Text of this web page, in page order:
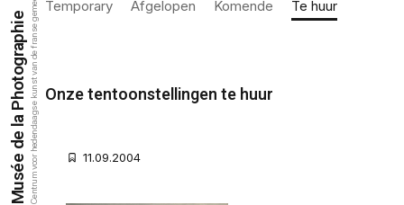
Musée de la PhotographieCentrum voor hedendaagse kunst van de franse gemeenshap Temporary Afgelopen Komende Te huur
Onze tentoonstellingen te huur
11.09.2004